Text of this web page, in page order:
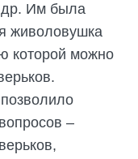
др. Им была
живоловушка
которой можно
–